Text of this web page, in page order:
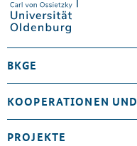
BKGE
KOOPERATIONEN
PROJEKTE